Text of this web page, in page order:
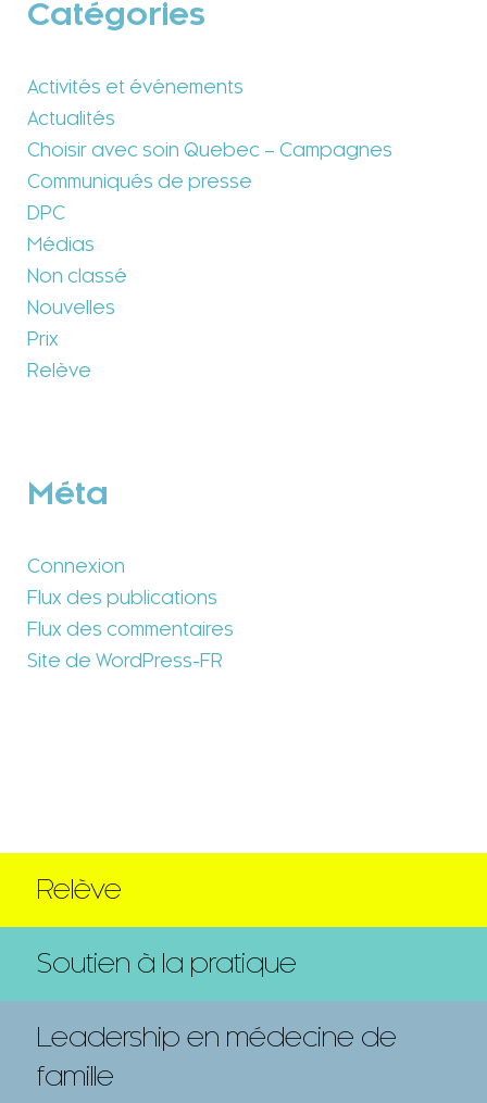
Catégories
Activités et événements
Actualités
Choisir avec soin Quebec – Campagnes
Communiqués de presse
DPC
Médias
Non classé
Nouvelles
Prix
Relève
Méta
Connexion
Flux des publications
Flux des commentaires
Site de WordPress-FR
Relève
Soutien à la pratique
Leadership en médecine de
famille